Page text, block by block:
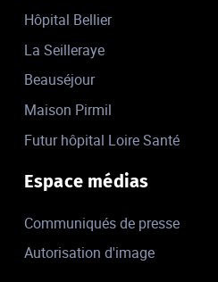
Hôpital Bellier
La Seilleraye
Beauséjour
Maison Pirmil
Futur hôpital Loire Santé
Espace médias
Communiqués de presse
Autorisation d'image